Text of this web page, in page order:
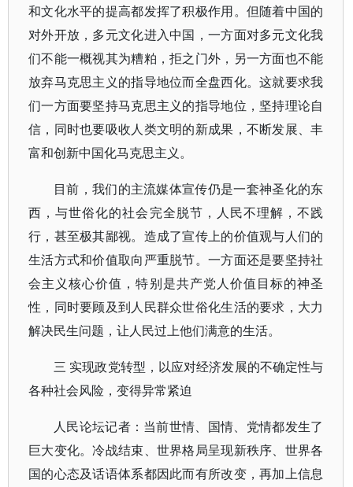
和文化水平的提高都发挥了积极作用。但随着中国的
对外开放，多元文化进入中国，一方面对多元文化我
们不能一概视其为糟粕，拒之门外，另一方面也不能
放弃马克思主义的指导地位而全盘西化。这就要求我
们一方面要坚持马克思主义的指导地位，坚持理论自
信，同时也要吸收人类文明的新成果，不断发展、丰
富和创新中国化马克思主义。
目前，我们的主流媒体宣传仍是一套神圣化的东
西，与世俗化的社会完全脱节，人民不理解，不践
行，甚至极其鄙视。造成了宣传上的价值观与人们的
生活方式和价值取向严重脱节。一方面还是要坚持社
会主义核心价值，特别是共产党人价值目标的神圣
性，同时要顾及到人民群众世俗化生活的要求，大力
解决民生问题，让人民过上他们满意的生活。
三 实现政党转型，以应对经济发展的不确定性与
各种社会风险，变得异常紧迫
人民论坛记者：当前世情、国情、党情都发生了
巨大变化。冷战结束、世界格局呈现新秩序、世界各
国的心态及话语体系都因此而有所改变，再加上信息